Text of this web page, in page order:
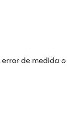
de medida